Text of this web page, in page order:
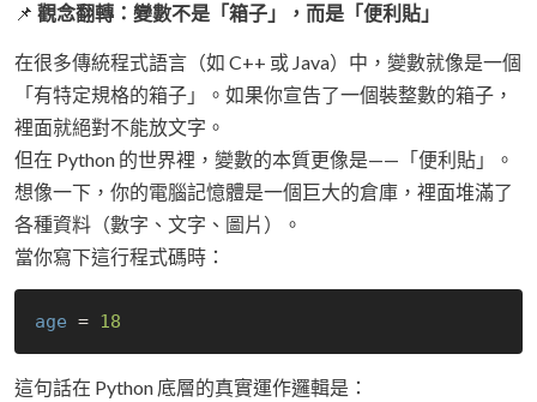
📌 觀念翻轉：變數不是「箱子」，而是「便利貼」
在很多傳統程式語言（如 C++ 或 Java）中，變數就像是一個
「有特定規格的箱子」。如果你宣告了一個裝整數的箱子，
裡面就絕對不能放文字。
但在 Python 的世界裡，變數的本質更像是——「便利貼」。
想像一下，你的電腦記憶體是一個巨大的倉庫，裡面堆滿了
各種資料（數字、文字、圖片）。
當你寫下這行程式碼時：
age = 18
這句話在 Python 底層的真實運作邏輯是：